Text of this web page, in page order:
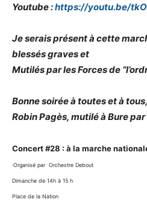
Youtube :https://youtu.be/
Je serais présent à cette
blessés graves et
Mutilés par les Forces de
Bonne soirée à toutes et à tous,
Robin Pagès, mutilé à Bure
Concert #28 : à la marche
·Organisé par Orchestre Debout
Dimanche de 14h à 15 h
Place de la Nation